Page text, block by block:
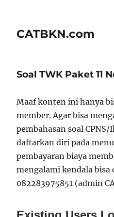
CATBKN.com
Soal TWK Paket 11
Maaf konten ini hanya
member. Agar bisa
pembahasan soal
daftarkan diri pada
pembayaran biaya
mengalami kendala bisa
082283975851 (admin